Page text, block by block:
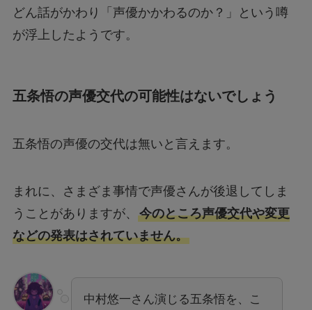
どん話がかわり「声優かかわるのか？」という噂
が浮上したようです。
五条悟の声優交代の可能性はないでしょう
五条悟の声優の交代は無いと言えます。
まれに、さまざま事情で声優さんが後退してしま
うことがありますが、 今のところ声優交代や変更
などの発表はされていません。
中村悠一さん演じる五条悟を、こ